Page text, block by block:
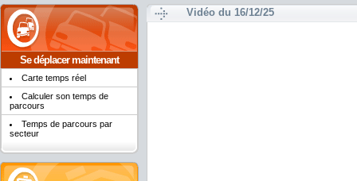
Se déplacer maintenant
Carte temps réel
Calculer son temps de
parcours
Temps de parcours par
secteur
Vidéo du 16/12/25